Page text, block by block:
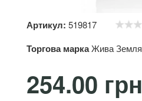
Артикул: 519817
Торгова маркаЖива Земля
254.00 грн